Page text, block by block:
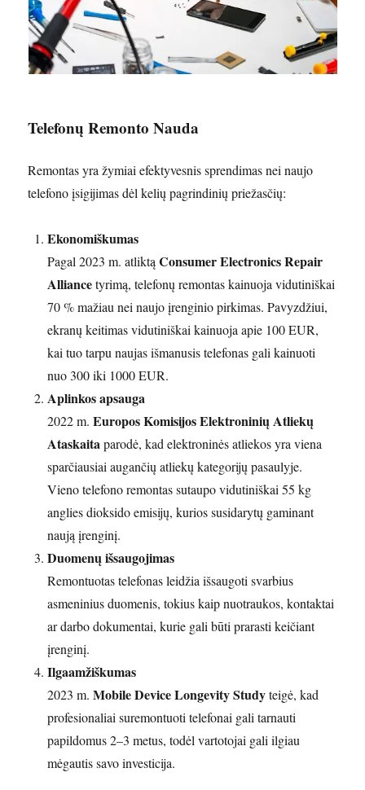
Telefonų Remonto Nauda
Remontas yra žymiai efektyvesnis sprendimas nei naujo
telefono įsigijimas dėl kelių pagrindinių priežasčių:
Ekonomiškumas
Pagal 2023 m. atliktąConsumer Electronics Repair
Alliancetyrimą, telefonų remontas kainuoja vidutiniškai
70 % mažiau nei naujo įrenginio pirkimas. Pavyzdžiui,
ekranų keitimas vidutiniškai kainuoja apie 100 EUR,
kai tuo tarpu naujas išmanusis telefonas gali kainuoti
nuo 300 iki 1000 EUR.
Aplinkos apsauga
2022 m.Europos Komisijos Elektroninių Atliekų
Ataskaitaparodė, kad elektroninės atliekos yra viena
sparčiausiai augančių atliekų kategorijų pasaulyje.
Vieno telefono remontas sutaupo vidutiniškai 55 kg
anglies dioksido emisijų, kurios susidarytų gaminant
naują įrenginį.
Duomenų išsaugojimas
Remontuotas telefonas leidžia išsaugoti svarbius
asmeninius duomenis, tokius kaip nuotraukos, kontaktai
ar darbo dokumentai, kurie gali būti prarasti keičiant
įrenginį.
Ilgaamžiškumas
2023 m.Mobile Device Longevity Studyteigė, kad
profesionaliai suremontuoti telefonai gali tarnauti
papildomus 2–3 metus, todėl vartotojai gali ilgiau
mėgautis savo investicija.